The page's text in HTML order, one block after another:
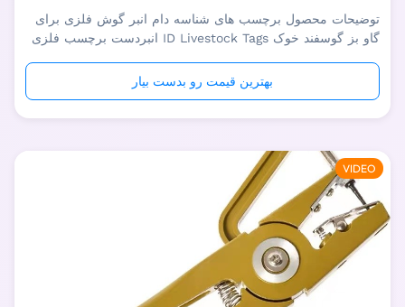
توضیحات محصول برچسب های شناسه دام انبر گوش فلزی برای
گاو بز گوسفند خوک ID Livestock Tags انبردست برچسب فلزی
گوسفند، بز و غیره استفاده می شودحیوانات کوچک و
متوسط.انبردست برچسب گوش بسیار آسان برای کار، صرفه
بهترین قیمت رو بدست بیار
VIDEO